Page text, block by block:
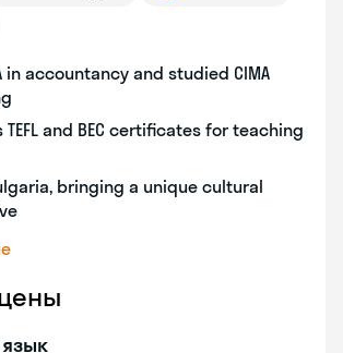
in accountancy and studied CIMA
TEFL and BEC certificates for teaching
bringing a unique cultural